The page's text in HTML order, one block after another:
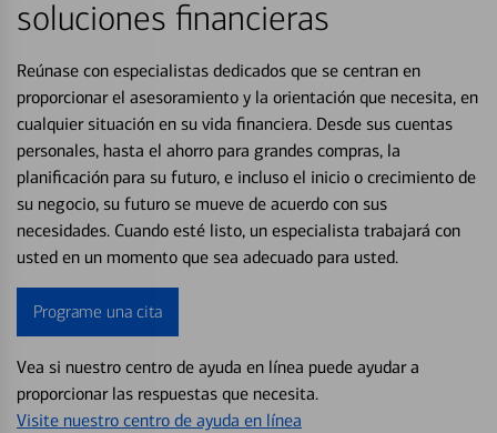
soluciones financieras
Reúnase con especialistas dedicados que se centran en
proporcionar el asesoramiento y la orientación que necesita, en
cualquier situación en su vida financiera. Desde sus cuentas
personales, hasta el ahorro para grandes compras, la
planificación para su futuro, e incluso el inicio o crecimiento de
su negocio, su futuro se mueve de acuerdo con sus
necesidades. Cuando esté listo, un especialista trabajará con
usted en un momento que sea adecuado para usted.
Programe una cita
Vea si nuestro centro de ayuda en línea puede ayudar a
proporcionar las respuestas que necesita.
Visite nuestro centro de ayuda en línea